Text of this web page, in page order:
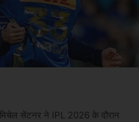
सेंटनर ने IPL 2026 के दौरान